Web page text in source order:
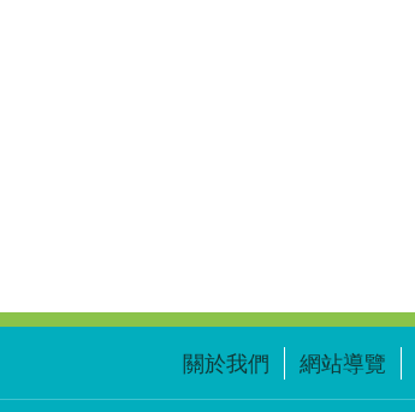
關於我們 網站導覽